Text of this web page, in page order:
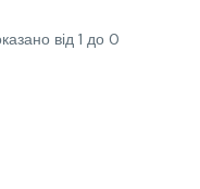
від 1 до 0